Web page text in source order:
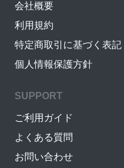
会社概要
利用規約
特定商取引に基づく表記
個人情報保護方針
SUPPORT
ご利用ガイド
よくある質問
お問い合わせ